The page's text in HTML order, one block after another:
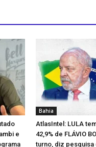
e
Bahia
AtlasIntel: LULA
42,9% de FLÁVIO
turno, diz pesquisa